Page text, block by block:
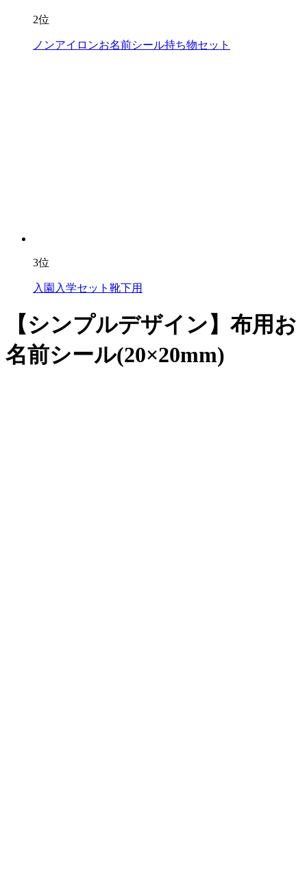
2位
ノンアイロンお名前シール持ち物セット
3位
入園入学セット靴下用
【シンプルデザイン】布用お
名前シール(20×20mm)